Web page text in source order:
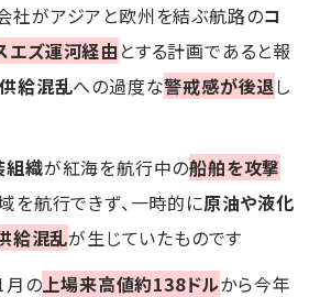
がアジアと欧州を結ぶ航路のコ
エズ運河経由 とする計画であると報
給混乱への過度な警戒感が後退し
組織が紅海を航行中の船舶を攻撃
を航行できず、一時的に原油や液化
給混乱が生じていたものです
の 上場来高値約138ドルから今年